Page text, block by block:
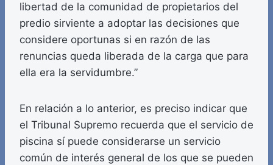
libertad de la comunidad de propietarios del
predio sirviente a adoptar las decisiones que
considere oportunas si en razón de las
renuncias queda liberada de la carga que para
ella era la servidumbre.”
En relación a lo anterior, es preciso indicar que
el Tribunal Supremo recuerda que el servicio de
piscina sí puede considerarse un servicio
común de interés general de los que se pueden